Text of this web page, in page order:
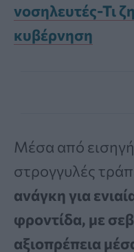
νοσηλευτές-Τι
κυβέρνηση
Μέσα από
στρογγυλές
ανάγκη για
φροντίδα, με
αξιοπρέπεια